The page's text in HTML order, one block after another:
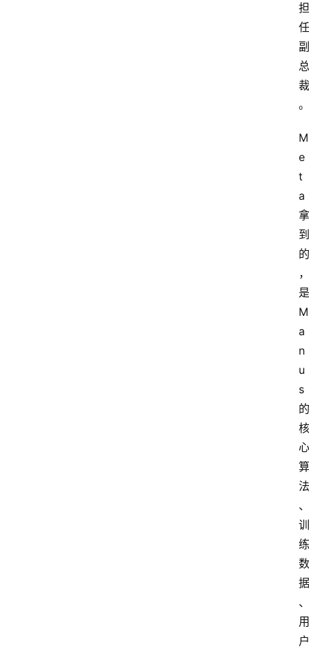
担
任
副
总
裁
。
M
e
t
a
拿
到
的
，
是
M
a
n
u
s
的
核
心
算
法
、
训
练
数
据
、
用
户